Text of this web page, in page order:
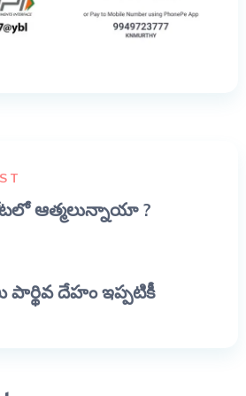
ఆత్మలున్నాయా ?
దేహం ఇప్పటికీ